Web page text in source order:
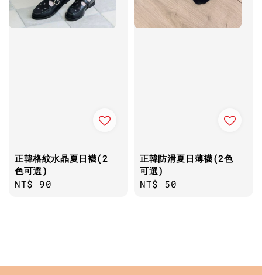
正韓格紋水晶夏日襪(2
色可選)
Regular
NT$ 90
正韓防滑夏日薄襪(2色
可選)
Regular
NT$ 50